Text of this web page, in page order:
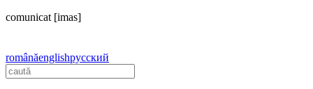
comunicat [imas]
românăenglishрусский